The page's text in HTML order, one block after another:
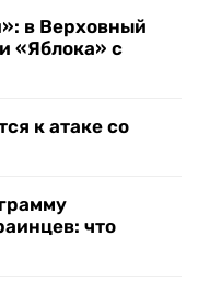
в Верховный
«Яблока» с
к атаке со
что